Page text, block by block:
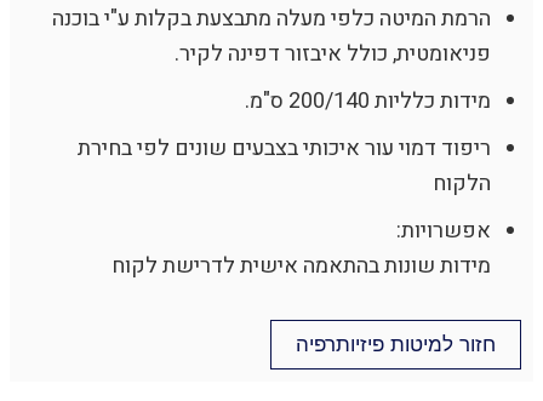
הרמת המיטה כלפי מעלה מתבצעת בקלות ע"י בוכנה
פניאומטית, כולל איבזור דפינה לקיר.
מידות כלליות 200/140 ס"מ.
ריפוד דמוי עור איכותי בצבעים שונים לפי בחירת
הלקוח
אפשרויות:
מידות שונות בהתאמה אישית לדרישת לקוח
חזור למיטות פיזיותרפיה